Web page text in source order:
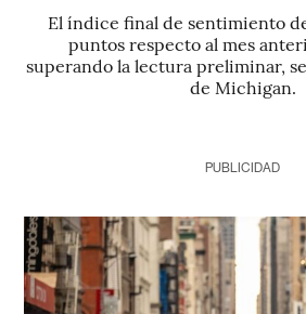
El índice final de sentimiento
puntos respecto al mes
superando la lectura preliminar,
de Michigan.
PUBLICIDAD